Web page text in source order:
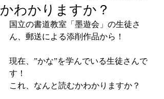
かわかりますか？
国立の書道教室「墨遊会」の生徒さ
ん、郵送による添削作品から！
現在、”かな”を学んでいる生徒さんで
す！
これ、なんと読むかわかりますか？